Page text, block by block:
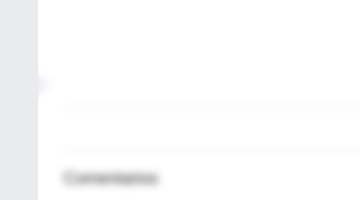
Comentarios